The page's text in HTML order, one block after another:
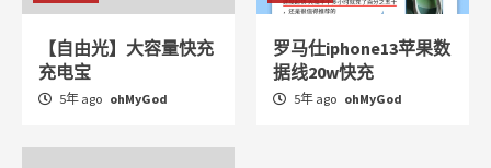
【自由光】大容量快充
充电宝
5年 ago ohMyGod
罗马仕iphone13苹果数
据线20w快充
5年 ago ohMyGod